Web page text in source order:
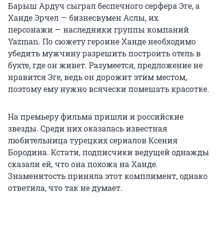
Барыш Ардуч сыграл беспечного серфера Эге, а
Ханде Эрчел — бизнесвумен Аслы, их
персонажи — наследники группы компаний
Yazman. По сюжету героине Ханде необходимо
убедить мужчину разрешить построить отель в
бухте, где он живет. Разумеется, предложение не
нравится Эге, ведь он дорожит этим местом,
поэтому ему нужно всячески помешать красотке.
На премьеру фильма пришли и российские
звезды. Среди них оказалась известная
любительница турецких сериалов Ксения
Бородина. Кстати, подписчики ведущей однажды
сказали ей, что она похожа на Ханде.
Знаменитость приняла этот комплимент, однако
ответила, что так не думает.